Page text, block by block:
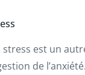
est un
de